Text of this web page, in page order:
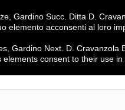
Gardino Succ. Ditta D.
elemento acconsenti al loro
, Gardino Next. D. Cravanzola
elements consent to their use in